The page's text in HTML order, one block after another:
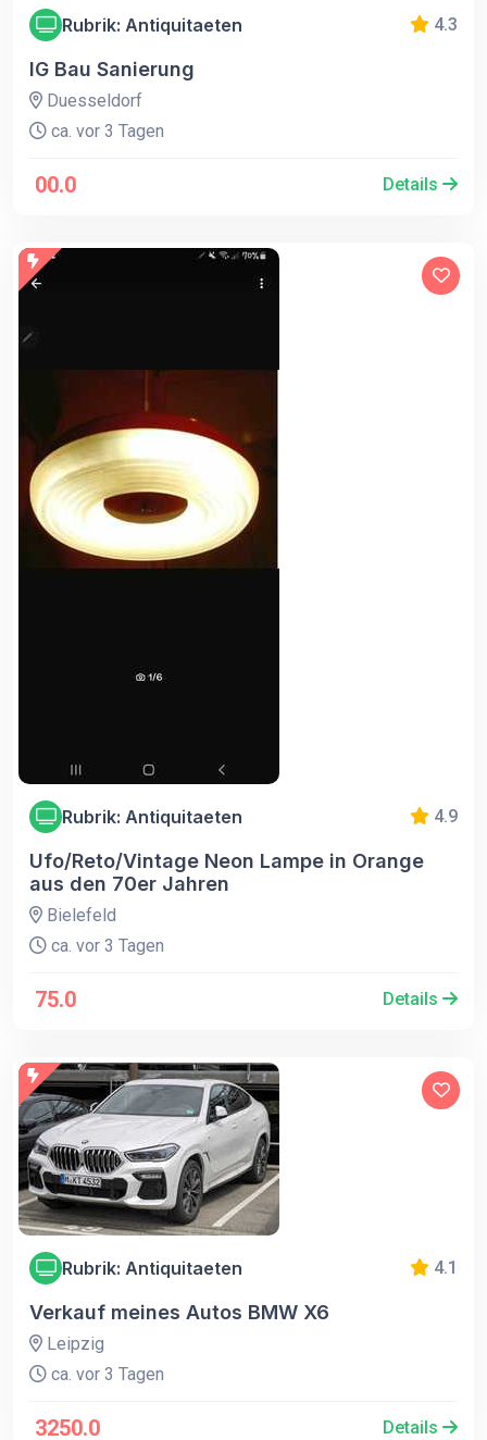
Rubrik: Antiquitaeten 4.3
IG Bau Sanierung
Duesseldorf
ca. vor 3 Tagen
00.0 Details
Rubrik: Antiquitaeten 4.9
Ufo/Reto/Vintage Neon Lampe in Orange
aus den 70er Jahren
Bielefeld
ca. vor 3 Tagen
75.0 Details
Rubrik: Antiquitaeten 4.1
Verkauf meines Autos BMW X6
Leipzig
ca. vor 3 Tagen
3250.0 Details